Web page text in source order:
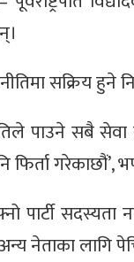
सक्रिय हुने
पाउने सबै
फिर्ता गरेकाछौं’,
पार्टी सदस्यता
नेताका लागि